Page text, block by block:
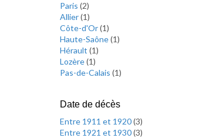
Paris (2)
Allier(1)
Côte-d'Or(1)
Haute-Saône(1)
Hérault (1)
Lozère(1)
Pas-de-Calais (1)
Date de décès
Entre 1911 et 1920(3)
Entre 1921 et 1930(3)